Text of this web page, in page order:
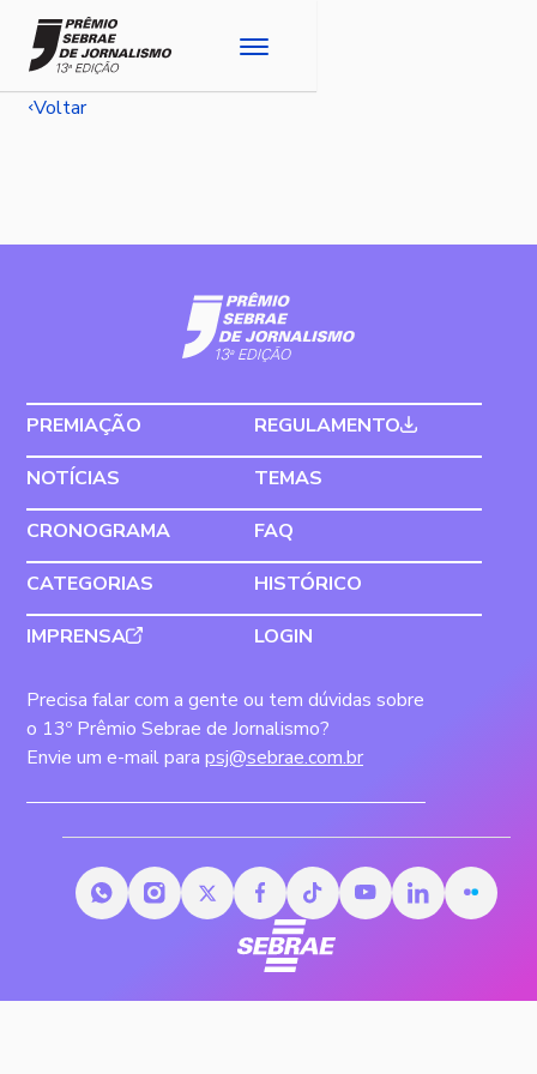
Voltar
PREMIAÇÃO
REGULAMENTO
NOTÍCIAS
TEMAS
CRONOGRAMA
FAQ
CATEGORIAS
HISTÓRICO
IMPRENSA
LOGIN
Precisa falar com a gente ou tem dúvidas sobre
o 13º Prêmio Sebrae de Jornalismo?
Envie um e-mail para psj@sebrae.com.br